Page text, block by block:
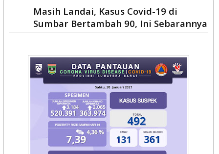
Masih Landai, Kasus Covid-19 di
Sumbar Bertambah 90, Ini Sebarannya